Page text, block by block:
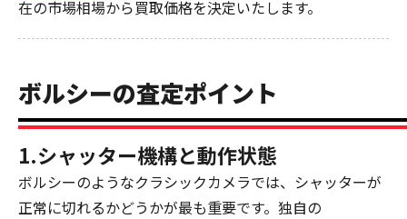
在の市場相場から買取価格を決定いたします。
ボルシーの査定ポイント
1.シャッター機構と動作状態
ボルシーのようなクラシックカメラでは、シャッターが
正常に切れるかどうかが最も重要です。独自の